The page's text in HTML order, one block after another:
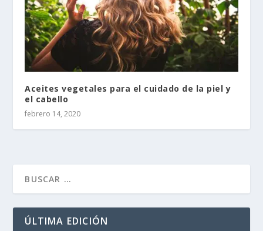
Aceites vegetales para el cuidado de la piel y
el cabello
febrero 14, 2020
ÚLTIMA EDICIÓN